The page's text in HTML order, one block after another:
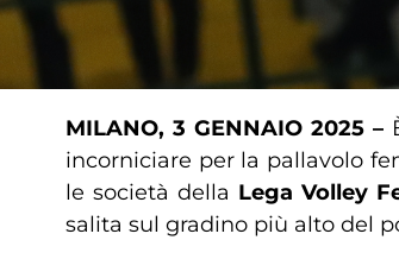
MILANO, 3 GENNAIO 2025 –
incorniciare per la pallavolo
le società della Lega Volley
salita sul gradino più alto del